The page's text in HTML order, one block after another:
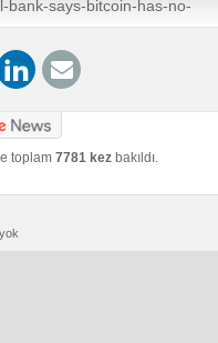
bank-says-bitcoin-has-no-
toplam 7781 kez bakıldı.